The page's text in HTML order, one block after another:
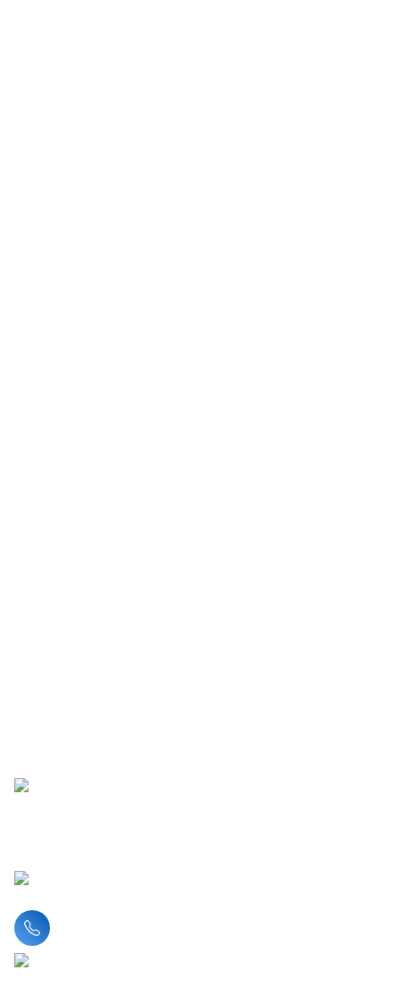
Liên hệ hotline